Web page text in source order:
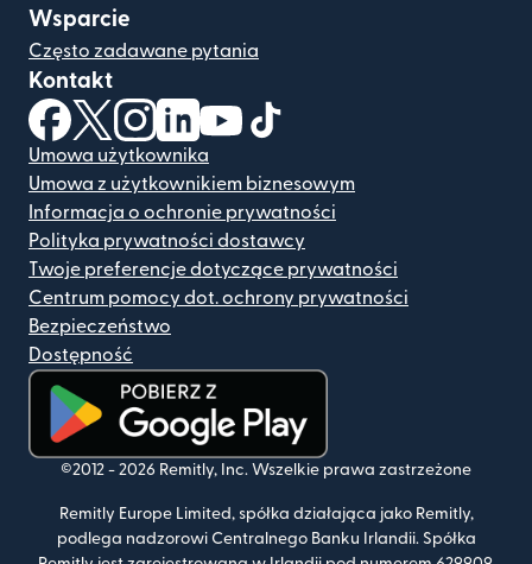
Wsparcie
Często zadawane pytania
Kontakt
(otwiera się w nowym oknie)
(otwiera się w nowym oknie)
(otwiera się w nowym oknie)
(otwiera się w nowym oknie)
(otwiera się w nowym oknie)
Umowa użytkownika
Umowa z użytkownikiem biznesowym
Informacja o ochronie prywatności
Polityka prywatności dostawcy
Twoje preferencje dotyczące prywatności
Centrum pomocy dot. ochrony prywatności
Bezpieczeństwo
Dostępność
(otwiera się w nowym oknie)
©2012 - 2026 Remitly, Inc. Wszelkie prawa zastrzeżone
Remitly Europe Limited, spółka działająca jako Remitly,
podlega nadzorowi Centralnego Banku Irlandii. Spółka